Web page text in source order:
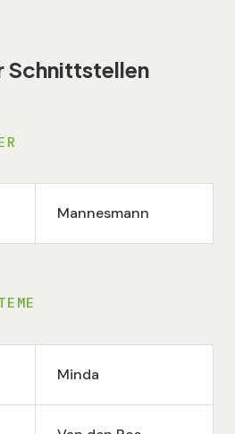
Schnittstellen
Mannesmann
Minda